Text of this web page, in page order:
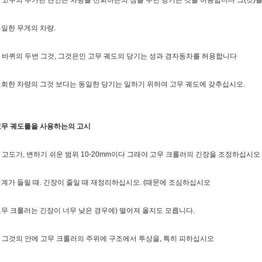
일한 무게의 차량.
바퀴의 두번 그것, 그것은인 고무 궤도의 당기는 성과 경자동차를 허용합니다
한 차량의 그것 보다는 동일한 당기는 일하기 위하여 고무 궤도에 갖추십시오.
무 궤도를을 사용하는의 고시
고도가, 변하기 쉬운 범위 10-20mm이다 그래야 고무 크롤러의 긴장을 조정하십시오
계가 들릴 때. 긴장이 줄일 때 재정리하십시오. (때문에 조심하십시오
무 크롤러는 긴장이 너무 낮은 경우에) 떨어져 올지도 모릅니다.
그것의 안에 고무 크롤러의 주위에 구조에서 투상을, 특히 피하십시오